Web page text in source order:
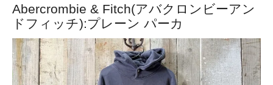
Abercrombie & Fitch(アバクロンビーアン
ドフィッチ):プレーン パーカ